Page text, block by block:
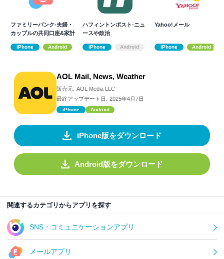
ファミリーバンク-夫婦・
カップルの共同口座&家計
iPhone Android
ハフィントンポスト‐ニュ
ースや政治
iPhone Android
Yahoo!メール
iPhone Android
AOL Mail, News, Weather
販売元: AOL Media LLC
最終アップデート日: 2025年4月7日
iPhone Android
iPhone版をダウンロード
Android版をダウンロード
関連するカテゴリからアプリを探す
SNS・コミュニケーションアプリ
メールアプリ